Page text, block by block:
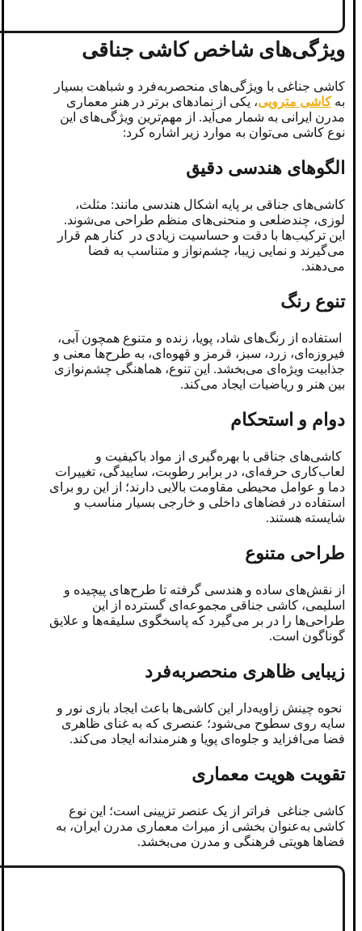
ویژگی‌های شاخص کاشی‌ جناقی
کاشی جناغی با ویژگی‌های منحصربه‌فرد و شباهت بسیار
بهکاشی مترویی، یکی از نمادهای برتر در هنر معماری
مدرن ایرانی به شمار می‌آید. از مهم‌ترین ویژگی‌های این
نوع کاشی می‌توان به موارد زیر اشاره کرد:
الگوهای هندسی دقیق
کاشی‌های جناقی بر پایه اشکال هندسی مانند: مثلث،
لوزی، چندضلعی و منحنی‌های منظم طراحی می‌شوند.
این ترکیب‌ها با دقت و حساسیت زیادی در کنار هم قرار
می‌گیرند و نمایی زیبا، چشم‌نواز و متناسب به فضا
می‌دهند.
تنوع رنگ
استفاده از رنگ‌های شاد، پویا، زنده و متنوع همچون آبی،
فیروزه‌ای، زرد، سبز، قرمز و قهوه‌ای، به طرح‌ها معنی و
جذابیت ویژه‌ای می‌بخشد. این تنوع، هماهنگی چشم‌نوازی
بین هنر و ریاضیات ایجاد می‌کند.
دوام و استحکام
کاشی‌های جناقی با بهره‌گیری از مواد باکیفیت و
لعاب‌کاری حرفه‌ای، در برابر رطوبت، ساییدگی، تغییرات
دما و عوامل محیطی مقاومت بالایی دارند؛ از این رو برای
استفاده در فضاهای داخلی و خارجی بسیار مناسب‌ و
شایسته هستند.
طراحی متنوع
از نقش‌های ساده و هندسی گرفته تا طرح‌های پیچیده و
اسلیمی، کاشی جناقی مجموعه‌ای گسترده از این
طراحی‌ها را در بر می‌گیرد که پاسخگوی سلیقه‌ها و‌ علایق
گوناگون است.
زیبایی ظاهری منحصربه‌فرد
نحوه چینش زاویه‌دار این کاشی‌ها باعث ایجاد بازی نور و
سایه روی سطوح می‌شود؛ عنصری که به غنای ظاهری
فضا می‌افزاید و جلوه‌ای پویا و هنرمندانه ایجاد می‌کند.
تقویت هویت معماری
کاشی جناغی فراتر از یک عنصر تزیینی است؛ این نوع
کاشی به‌عنوان بخشی از میراث معماری مدرن ایران، به
فضاها هویتی فرهنگی و مدرن می‌بخشد.